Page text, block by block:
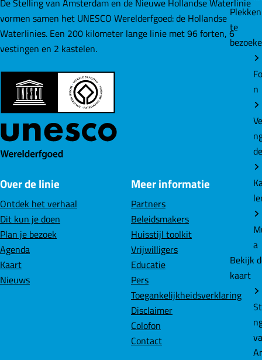
te
n
a
Bekijk
kaart
o
b
e
l
h
i
s
,
z
i
j
p
a
g
n
a
o
p
F
a
e
b
o
o
k
p
a
g
n
p
L
i
k
d
I
n
p
a
g
n
a
o
p
W
A
De Stelling van Amsterdam en de Nieuwe Hollandse Waterlinie
vormen samen het UNESCO Werelderfgoed: de Hollandse
Waterlinies. Een 200 kilometer lange linie met 96 forten, 6
vestingen en 2 kastelen.
Over de linie
Ontdek het verhaal
Dit kun je doen
Plan je bezoek
Agenda
Kaart
Nieuws
Meer informatie
Partners
Beleidsmakers
Huisstijl toolkit
Vrijwilligers
Educatie
Pers
Toegankelijkheidsverklaring
Disclaimer
Colofon
Contact